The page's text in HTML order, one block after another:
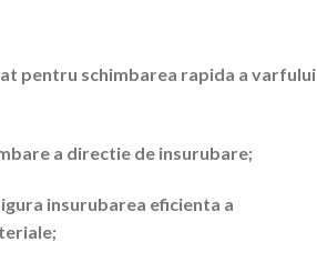
pentru schimbarea rapida a varfului
a directie de insurubare;
insurubarea eficienta a